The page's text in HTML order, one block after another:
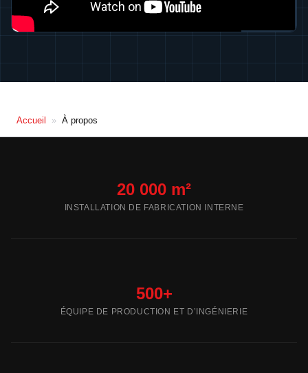
Accueil » À propos
20 000 m²
INSTALLATION DE FABRICATION INTERNE
500+
ÉQUIPE DE PRODUCTION ET D’INGÉNIERIE